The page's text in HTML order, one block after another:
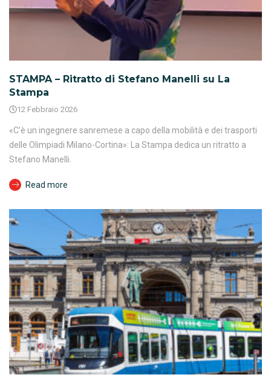
STAMPA – Ritratto di Stefano Manelli su La
Stampa
12 Febbraio 2026
«C’è un ingegnere sanremese a capo della mobilità e dei trasporti
delle Olimpiadi Milano-Cortina»: La Stampa dedica un ritratto a
Stefano Manelli.
Read more